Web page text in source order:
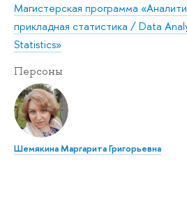
Магистерская программа
прикладная статистика / Data
Statistics»
Персоны
Шемякина Маргарита Григорьевна